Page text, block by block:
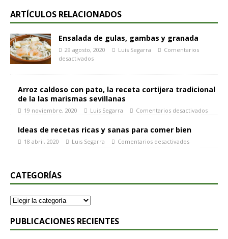
ARTÍCULOS RELACIONADOS
Ensalada de gulas, gambas y granada
29 agosto, 2020 Luis Segarra
Comentarios
desactivados
Arroz caldoso con pato, la receta cortijera tradicional
de la las marismas sevillanas
19 noviembre, 2020 Luis Segarra Comentarios desactivados
Ideas de recetas ricas y sanas para comer bien
18 abril, 2020 Luis Segarra Comentarios desactivados
CATEGORÍAS
PUBLICACIONES RECIENTES